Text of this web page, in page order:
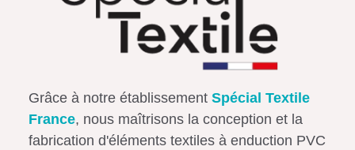
Grâce à notre établissement Spécial Textile
France, nous maîtrisons la conception et la
fabrication d'éléments textiles à enduction PVC